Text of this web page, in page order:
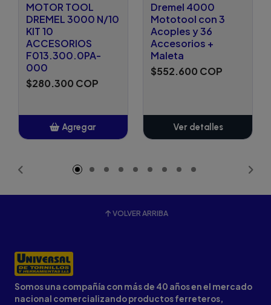
MOTOR TOOL
DREMEL 3000 N/10
KIT 10
ACCESORIOS
F013.300.0PA-
000
$280.300 COP
Agregar
Dremel 4000
Mototool con 3
Acoples y 36
Accesorios +
Maleta
$552.600 COP
Ver detalles
VOLVER ARRIBA
Somos una compañía con más de 40 años en el mercado
nacional comercializando productos ferreteros,